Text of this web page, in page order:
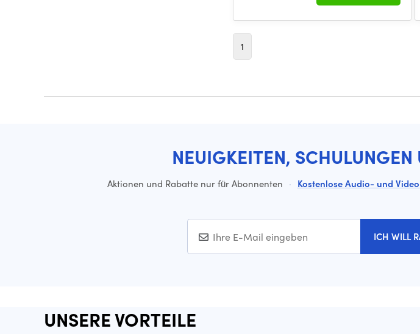
1
NEUIGKEITEN,
Aktionen und Rabatte nur für Abonnenten · Kostenlose Audio- und
ICH WILL
UNSERE VORTEILE